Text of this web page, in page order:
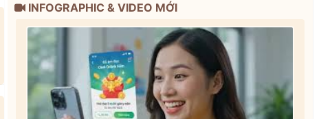
INFOGRAPHIC & VIDEO MỚI